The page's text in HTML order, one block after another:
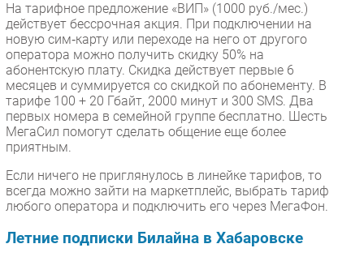
На тарифное предложение «ВИП» (1000 руб./мес.)
действует бессрочная акция. При подключении на
новую сим‑карту или переходе на него от другого
оператора можно получить скидку 50% на
абонентскую плату. Скидка действует первые 6
месяцев и суммируется со скидкой по абонементу. В
тарифе 100 + 20 Гбайт, 2000 минут и 300 SMS. Два
первых номера в семейной группе бесплатно. Шесть
МегаСил помогут сделать общение еще более
приятным.
Если ничего не приглянулось в линейке тарифов, то
всегда можно зайти на маркетплейс, выбрать тариф
любого оператора и подключить его через МегаФон.
Летние подписки Билайна в Хабаровске